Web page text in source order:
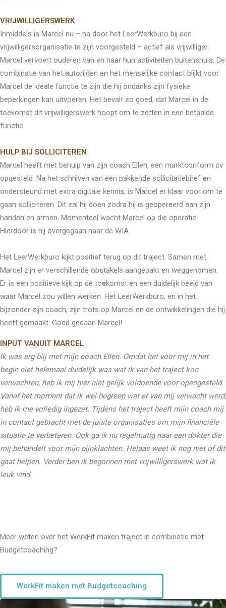
VRIJWILLIGERSWERK
Inmiddels is Marcel nu – na door het LeerWerkburo bij een
vrijwilligersorganisatie te zijn voorgesteld – actief als vrijwilliger.
Marcel vervoert ouderen van en naar hun activiteiten buitenshuis. De
combinatie van het autorijden en het menselijke contact blijkt voor
Marcel de ideale functie te zijn die hij ondanks zijn fysieke
beperkingen kan uitvoeren. Het bevalt zo goed, dat Marcel in de
toekomst dit vrijwilligerswerk hoopt om te zetten in een betaalde
functie.
HULP BIJ SOLLICITEREN
Marcel heeft met behulp van zijn coach Ellen, een marktconform cv
opgesteld. Na het schrijven van een pakkende sollicitatiebrief en
ondersteund met extra digitale kennis, is Marcel er klaar voor om te
gaan solliciteren. Dit zal hij doen zodra hij is geopereerd aan zijn
handen en armen. Momenteel wacht Marcel op die operatie.
Hierdoor is hij overgegaan naar de WIA.
Het LeerWerkburo kijkt positief terug op dit traject. Samen met
Marcel zijn er verschillende obstakels aangepakt en weggenomen.
Er is een positieve kijk op de toekomst en een duidelijk beeld van
waar Marcel zou willen werken. Het LeerWerkburo, en in het
bijzonder zijn coach, zijn trots op Marcel en de ontwikkelingen die hij
heeft gemaakt. Goed gedaan Marcel!
INPUT VANUIT MARCEL
Ik was erg blij met mijn coach Ellen. Omdat het voor mij in het
begin niet helemaal duidelijk was wat ik van het traject kon
verwachten, heb ik mij hier niet gelijk voldoende voor opengesteld.
Vanaf het moment dat ik wel begreep wat er van mij verwacht werd,
heb ik me volledig ingezet. Tijdens het traject heeft mijn coach mij
in contact gebracht met de juiste organisaties om mijn financiële
situatie te verbeteren. Ook ga ik nu regelmatig naar een dokter die
mij behandelt voor mijn pijnklachten. Helaas weet ik nog niet of dit
gaat helpen. Verder ben ik begonnen met vrijwilligerswerk wat ik
leuk vind.
Meer weten over het WerkFit maken traject in combinatie met
Budgetcoaching?
WerkFit maken met Budgetcoaching